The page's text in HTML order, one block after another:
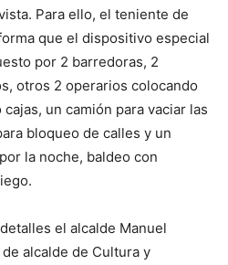
Para ello, el teniente de
que el dispositivo especial
por 2 barredoras, 2
otros 2 operarios colocando
un camión para vaciar las
bloqueo de calles y un
la noche, baldeo con
el alcalde Manuel
alcalde de Cultura y